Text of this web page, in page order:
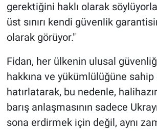
gerektiğini haklı olarak
üst sınırı kendi güvenlik
olarak görüyor."
Fidan, her ülkenin ulusal
hakkına ve yükümlülüğüne
hatırlatarak, bu nedenle,
barış anlaşmasının sadece
sona erdirmek için değil, aynı